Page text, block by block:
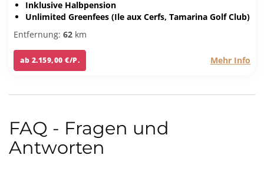
Inklusive Halbpension
Unlimited Greenfees (Ile aux Cerfs, Tamarina Golf Club)
Entfernung: 62 km
ab 2.159,00 €/P. Mehr Info
FAQ - Fragen und
Antworten